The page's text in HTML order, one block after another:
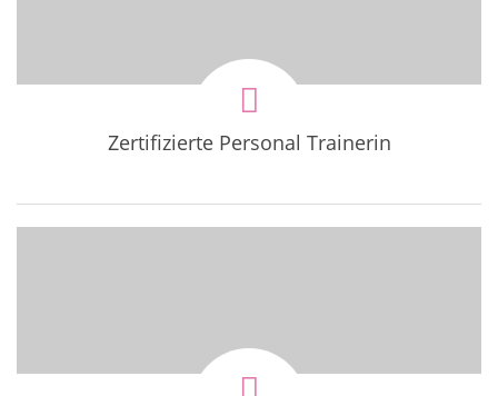
Zertifizierte Personal Trainerin